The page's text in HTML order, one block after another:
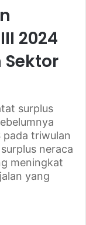
2024
surplus
pada triwulan
neraca
meningkat
yang